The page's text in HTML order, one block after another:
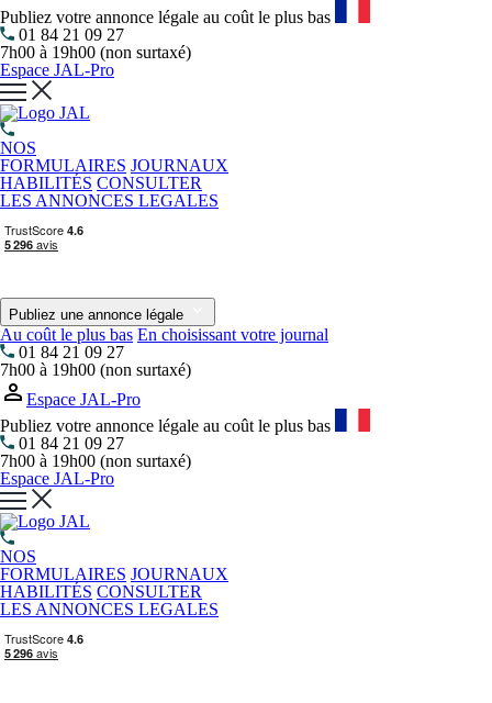
Publiez votre annonce légale au coût le plus bas
01 84 21 09 27
7h00 à 19h00 (non surtaxé)
Espace JAL-Pro
NOS
FORMULAIRES JOURNAUX
HABILITÉS CONSULTER
LES ANNONCES LEGALES
Publiez une annonce légale
Au coût le plus bas En choisissant votre journal
01 84 21 09 27
7h00 à 19h00 (non surtaxé)
Espace JAL-Pro
Publiez votre annonce légale au coût le plus bas
01 84 21 09 27
7h00 à 19h00 (non surtaxé)
Espace JAL-Pro
NOS
FORMULAIRES JOURNAUX
HABILITÉS CONSULTER
LES ANNONCES LEGALES